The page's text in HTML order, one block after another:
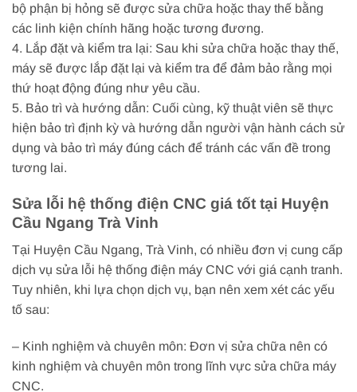
bộ phận bị hỏng sẽ được sửa chữa hoặc thay thế bằng
các linh kiện chính hãng hoặc tương đương.
4. Lắp đặt và kiểm tra lại: Sau khi sửa chữa hoặc thay thế,
máy sẽ được lắp đặt lại và kiểm tra để đảm bảo rằng mọi
thứ hoạt động đúng như yêu cầu.
5. Bảo trì và hướng dẫn: Cuối cùng, kỹ thuật viên sẽ thực
hiện bảo trì định kỳ và hướng dẫn người vận hành cách sử
dụng và bảo trì máy đúng cách để tránh các vấn đề trong
tương lai.
Sửa lỗi hệ thống điện CNC giá tốt tại Huyện
Cầu Ngang Trà Vinh
Tại Huyện Cầu Ngang, Trà Vinh, có nhiều đơn vị cung cấp
dịch vụ sửa lỗi hệ thống điện máy CNC với giá cạnh tranh.
Tuy nhiên, khi lựa chọn dịch vụ, bạn nên xem xét các yếu
tố sau:
– Kinh nghiệm và chuyên môn: Đơn vị sửa chữa nên có
kinh nghiệm và chuyên môn trong lĩnh vực sửa chữa máy
CNC.